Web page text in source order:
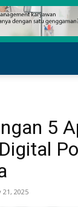
5
21, 2025